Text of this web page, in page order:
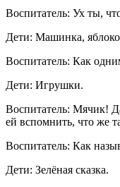
Воспитатель: Ух ты,
Дети: Машинка, яблоко
Воспитатель: Как
Дети: Игрушки.
Воспитатель: Мячик!
ей вспомнить, что же
Воспитатель: Как
Дети: Зелёная сказка.